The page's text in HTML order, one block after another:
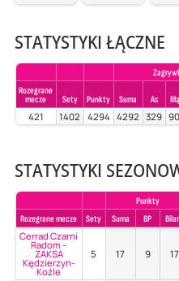
STATYSTYKI ŁĄCZNE
Rozegrane
mecze
Sety Punkty Suma As
421 1402 4294 4292 329
STATYSTYKI
Punkty
Rozegrane mecze
Sety Suma BP
Cerrad Czarni
Radom -
ZAKSA
Kędzierzyn-
Koźle
5 17 9 17